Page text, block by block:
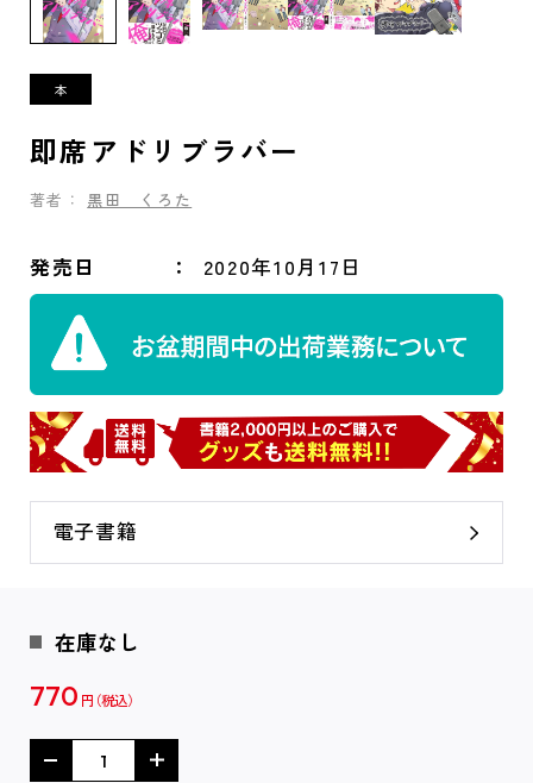
即席アドリブラバー
著者： 黒田 くろた
発売日 2020年10月17日
電子書籍
在庫なし
770 円